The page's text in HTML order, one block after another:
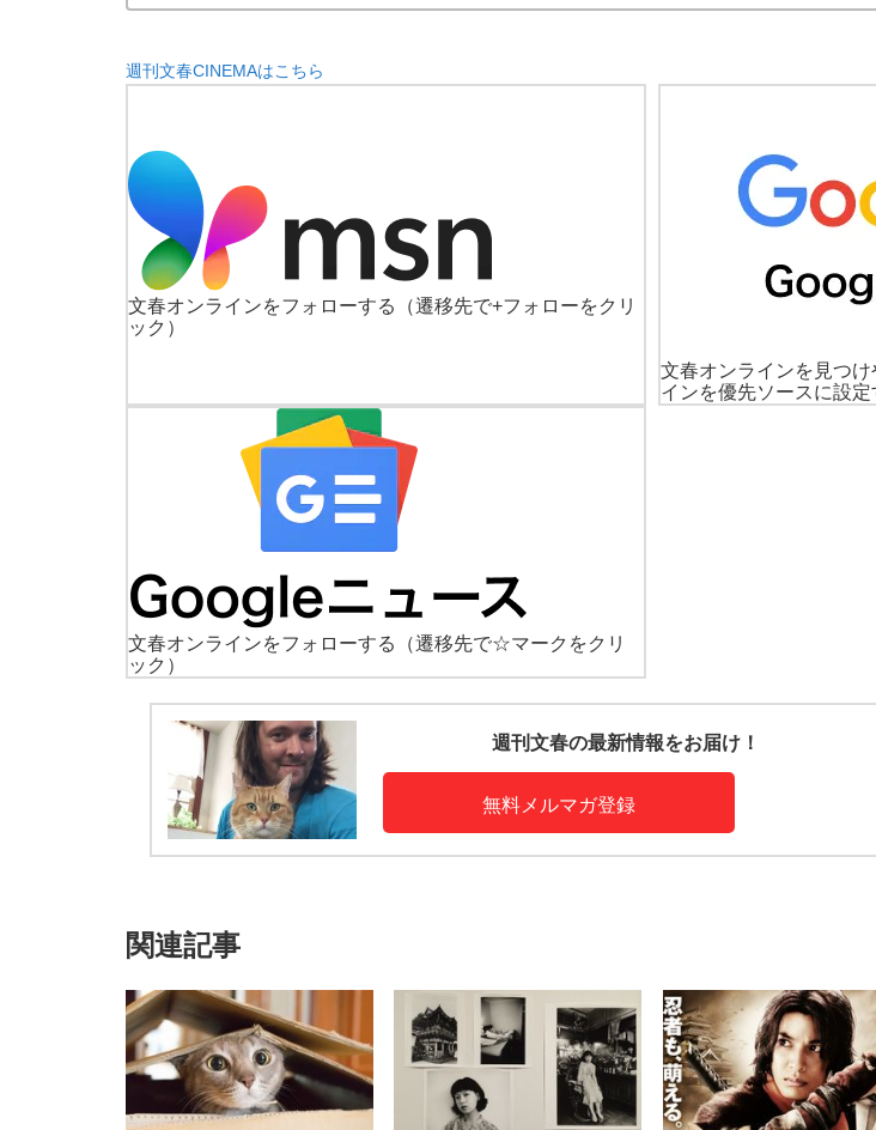
週刊文春CINEMAはこちら
文春オンラインをフォローする
（遷移先で+フォローをクリ
ック）
文春オンラインを見つけ
インを優先ソースに設定
文春オンラインをフォローする
（遷移先で☆マークをクリ
ック）
週刊文春の最新情報をお届け！
無料メルマガ登録
関連記事